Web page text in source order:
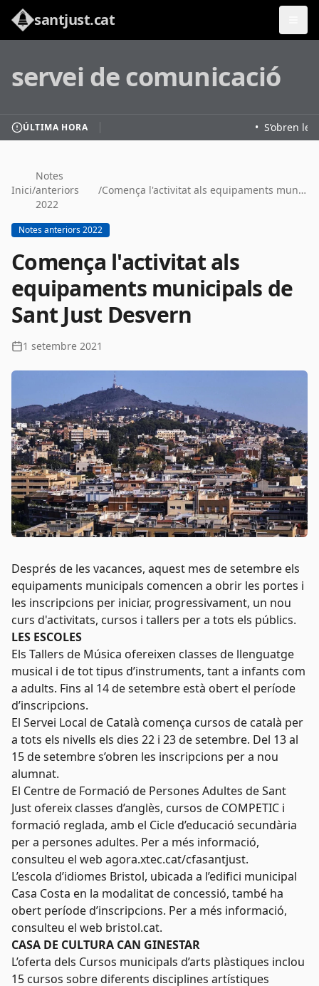
santjust.cat
servei de comunicació
ÚLTIMA HORA S’obren
Inici/
Notes
anteriors
2022
/ Comença l'activitat als equipaments municipals de Sant Just Desvern
Notes anteriors 2022
Comença l'activitat als
equipaments municipals de
Sant Just Desvern
1 setembre 2021
Després de les vacances, aquest mes de setembre els
equipaments municipals comencen a obrir les portes i
les inscripcions per iniciar, progressivament, un nou
curs d'activitats, cursos i tallers per a tots els públics.
LES ESCOLES
Els Tallers de Música ofereixen classes de llenguatge
musical i de tot tipus d’instruments, tant a infants com
a adults. Fins al 14 de setembre està obert el període
d’inscripcions.
El Servei Local de Català comença cursos de català per
a tots els nivells els dies 22 i 23 de setembre. Del 13 al
15 de setembre s’obren les inscripcions per a nou
alumnat.
El Centre de Formació de Persones Adultes de Sant
Just ofereix classes d’anglès, cursos de COMPETIC i
formació reglada, amb el Cicle d’educació secundària
per a persones adultes. Per a més informació,
consulteu el web agora.xtec.cat/cfasantjust.
L’escola d’idiomes Bristol, ubicada a l’edifici municipal
Casa Costa en la modalitat de concessió, també ha
obert període d’inscripcions. Per a més informació,
consulteu el web bristol.cat.
CASA DE CULTURA CAN GINESTAR
L’oferta dels Cursos municipals d’arts plàstiques inclou
15 cursos sobre diferents disciplines artístiques